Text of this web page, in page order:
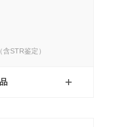
含STR鉴定）